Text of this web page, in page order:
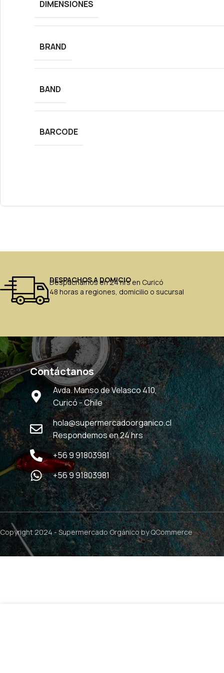
DIMENSIONES
BRAND
BAND
BARCODE
DESPACHOS A DOMICIO
Despachamos en 24 hrs en Curicó
48 horas a regiones, domicilio o sucursal
Contáctanos
Avda. Manso de Velasco 410,
Curicó - Chile
hola@supermercadoorganico.cl
Respondemos en 24 hrs
+56 9 91803981
+56 9 91803981
Copyright 2024 -Supermercado Orgánicoby QCommerce